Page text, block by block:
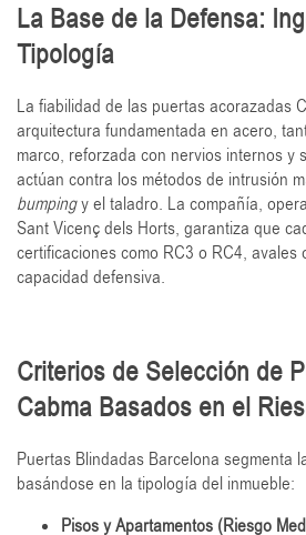
La Base de la Defensa:
Tipología
La fiabilidad de las puertas acorazadas
arquitectura fundamentada en acero,
marco, reforzada con nervios internos y
actúan contra los métodos de intrusión
bumpingy el taladro. La compañía,
Sant Vicenç dels Horts, garantiza que
certificaciones como RC3 o RC4, avales
capacidad defensiva.
Criterios de Selección de
Cabma Basados en el
Puertas Blindadas Barcelona segmenta
basándose en la tipología del inmueble:
Pisos y Apartamentos (Riesgo